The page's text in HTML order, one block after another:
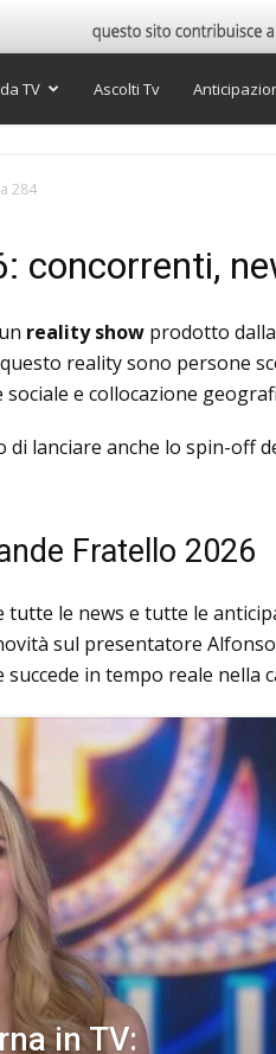
TV Ascolti Tv
284
concorrenti,
reality show prodotto dalla
reality sono persone
e collocazione
di lanciare anche lo spin-off
Fratello 2026
tutte le news e tutte le
sul presentatore
in tempo reale nella
in TV: